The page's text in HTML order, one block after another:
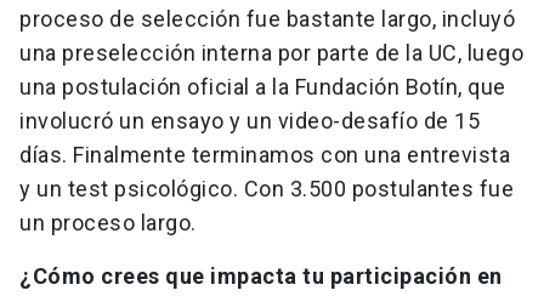
proceso de selección fue bastante largo, incluyó
una preselección interna por parte de la UC, luego
una postulación oficial a la Fundación Botín, que
involucró un ensayo y un video-desafío de 15
días. Finalmente terminamos con una entrevista
y un test psicológico. Con 3.500 postulantes fue
un proceso largo.
¿Cómo crees que impacta tu participación en